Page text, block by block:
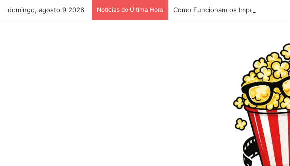
domingo, agosto 9 2026 Notícias de Última Hora Como Funcionam os Impostos nos